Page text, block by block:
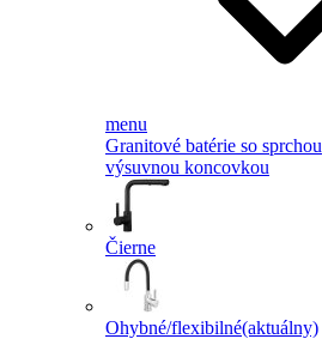
menu
Granitové batérie so sprchou
výsuvnou koncovkou
Čierne
Ohybné/flexibilné(aktuálny)